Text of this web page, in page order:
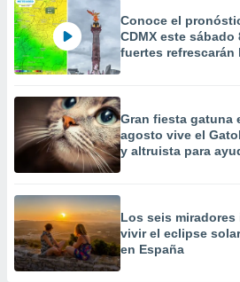
Conoce el
CDMX este
fuertes refrescarán
Gran fiesta gatuna
agosto vive el
y altruista para
Los seis
vivir el eclipse
en España